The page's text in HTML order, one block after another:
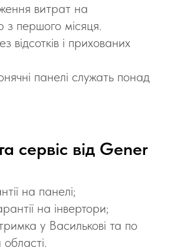
витрат на
з першого місяця.
відсотків і прихованих
панелі служать понад
сервіс від Gener
на панелі;
на інвертори;
у Василькові та по
області.